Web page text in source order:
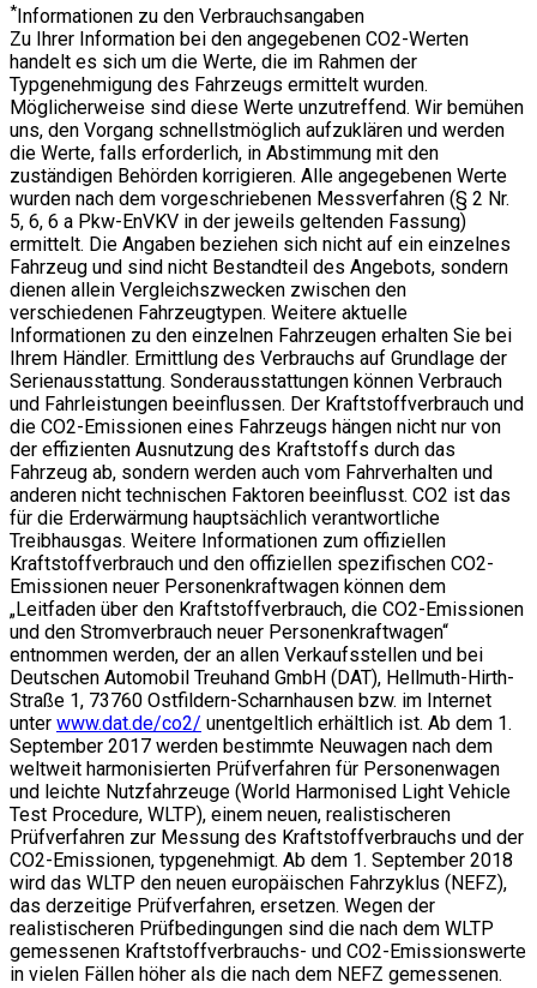
* Informationen zu den Verbrauchsangaben
Zu Ihrer Information bei den angegebenen CO2-Werten
handelt es sich um die Werte, die im Rahmen der
Typgenehmigung des Fahrzeugs ermittelt wurden.
Möglicherweise sind diese Werte unzutreffend. Wir bemühen
uns, den Vorgang schnellstmöglich aufzuklären und werden
die Werte, falls erforderlich, in Abstimmung mit den
zuständigen Behörden korrigieren. Alle angegebenen Werte
wurden nach dem vorgeschriebenen Messverfahren (§ 2 Nr.
5, 6, 6 a Pkw-EnVKV in der jeweils geltenden Fassung)
ermittelt. Die Angaben beziehen sich nicht auf ein einzelnes
Fahrzeug und sind nicht Bestandteil des Angebots, sondern
dienen allein Vergleichszwecken zwischen den
verschiedenen Fahrzeugtypen. Weitere aktuelle
Informationen zu den einzelnen Fahrzeugen erhalten Sie bei
Ihrem Händler. Ermittlung des Verbrauchs auf Grundlage der
Serienausstattung. Sonderausstattungen können Verbrauch
und Fahrleistungen beeinflussen. Der Kraftstoffverbrauch und
die CO2-Emissionen eines Fahrzeugs hängen nicht nur von
der effizienten Ausnutzung des Kraftstoffs durch das
Fahrzeug ab, sondern werden auch vom Fahrverhalten und
anderen nicht technischen Faktoren beeinflusst. CO2 ist das
für die Erderwärmung hauptsächlich verantwortliche
Treibhausgas. Weitere Informationen zum offiziellen
Kraftstoffverbrauch und den offiziellen spezifischen CO2-
Emissionen neuer Personenkraftwagen können dem
„Leitfaden über den Kraftstoffverbrauch, die CO2-Emissionen
und den Stromverbrauch neuer Personenkraftwagen“
entnommen werden, der an allen Verkaufsstellen und bei
Deutschen Automobil Treuhand GmbH (DAT), Hellmuth-Hirth-
Straße 1, 73760 Ostfildern-Scharnhausen bzw. im Internet
unter www.dat.de/co2/ unentgeltlich erhältlich ist. Ab dem 1.
September 2017 werden bestimmte Neuwagen nach dem
weltweit harmonisierten Prüfverfahren für Personenwagen
und leichte Nutzfahrzeuge (World Harmonised Light Vehicle
Test Procedure, WLTP), einem neuen, realistischeren
Prüfverfahren zur Messung des Kraftstoffverbrauchs und der
CO2-Emissionen, typgenehmigt. Ab dem 1. September 2018
wird das WLTP den neuen europäischen Fahrzyklus (NEFZ),
das derzeitige Prüfverfahren, ersetzen. Wegen der
realistischeren Prüfbedingungen sind die nach dem WLTP
gemessenen Kraftstoffverbrauchs- und CO2-Emissionswerte
in vielen Fällen höher als die nach dem NEFZ gemessenen.